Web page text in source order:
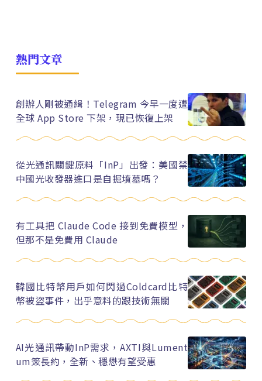
熱門文章
創辦人剛被通緝！Telegram 今早一度遭
全球 App Store 下架，現已恢復上架
從光通訊關鍵原料「InP」出發：美國禁
中國光收發器進口是自掘墳墓嗎？
有工具把 Claude Code 接到免費模型，
但那不是免費用 Claude
韓國比特幣用戶如何閃過Coldcard比特
幣被盜事件，出乎意料的跟技術無關
AI光通訊帶動InP需求，AXTI與Lument
um簽長約，全新、穩懋有望受惠